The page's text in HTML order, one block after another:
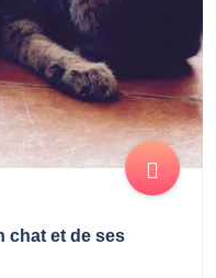
chat et de ses